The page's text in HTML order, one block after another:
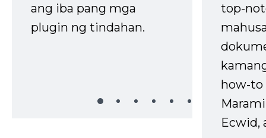
ang iba pang mga
plugin ng tindahan.
top-
how-to
Ecwid,